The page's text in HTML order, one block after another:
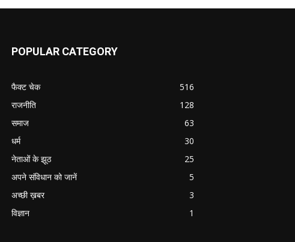
POPULAR CATEGORY
फैक्ट चेक
516
राजनीति
128
समाज
63
धर्म
30
नेताओं के झूठ
25
अपने संविधान को जानें
5
अच्छी ख़बर
3
विज्ञान
1